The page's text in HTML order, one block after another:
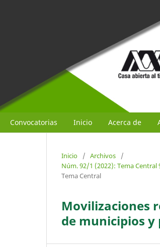
Convocatorias Inicio Acerca de
Inicio / Archivos
/
Núm. 92/1 (2022): Tema
Tema Central
Movilizaciones
de municipios